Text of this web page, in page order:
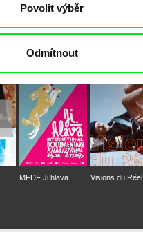
Povolit výběr
OdmítnoutAgainst Gravity
MFDF Ji.hlava Visions du Réel